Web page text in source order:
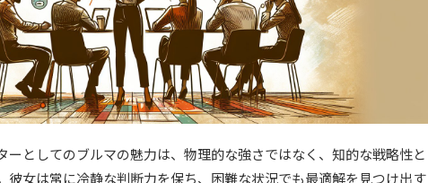
ーとしてのブルマの魅力は、物理的な強さではなく、知的な戦略性と
彼女は常に冷静な判断力を保ち、困難な状況でも最適解を見つけ出す